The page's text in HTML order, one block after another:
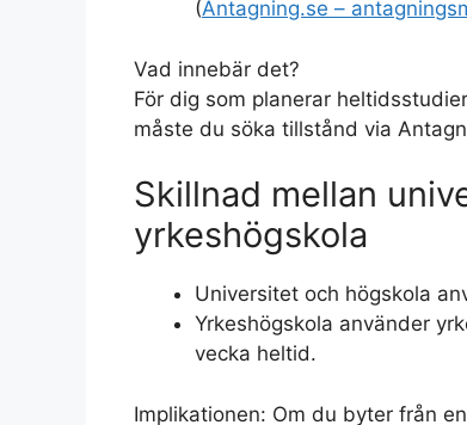
(Antagning.se –
Vad innebär det?
För dig som planerar
måste du söka tillstånd via
Skillnad mellan
yrkeshögskola
Universitet och högskola
Yrkeshögskola använder
vecka heltid.
Implikationen: Om du byter från